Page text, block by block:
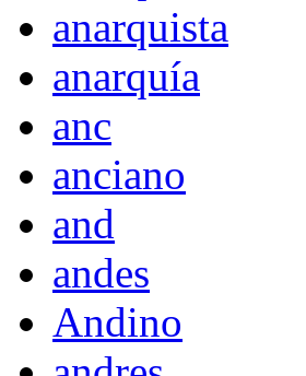
anarquista
anarquía
anc
anciano
and
andes
Andino